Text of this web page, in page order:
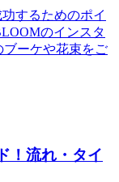
するためのポイ
のインスタ
ブーケや花束をご
！流れ・タイ